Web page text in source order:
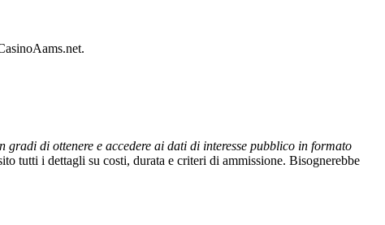
di ottenere e accedere ai dati di interesse pubblico in formato
tutti i dettagli su costi, durata e criteri di ammissione. Bisognerebbe